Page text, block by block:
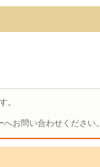
。
お問い合わせください。